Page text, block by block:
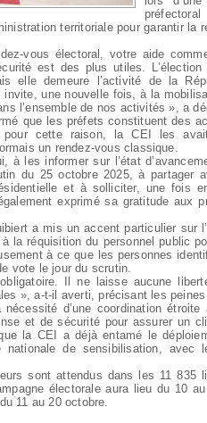
territoriale pour garantir la
vous électoral, votre aide
est des plus utiles.
elle demeure l’activité de la
invite, une nouvelle fois, à la
l’ensemble de nos activités », a
que les préfets constituent des
cette raison, la CEI les
un rendez-vous classique.
à les informer sur l’état
du 25 octobre 2025, à partager
et à solliciter, une fois
exprimé sa gratitude aux
a mis un accent particulier sur
la réquisition du personnel public
à ce que les personnes
vote le jour du scrutin.
Il ne laisse aucune
», a-t-il averti, précisant les
d’une coordination
et de sécurité pour assurer un
la CEI a déjà entamé le
nationale de sensibilisation, avec
sont attendus dans les 11 835
électorale aura lieu du 10
11 au 20 octobre.